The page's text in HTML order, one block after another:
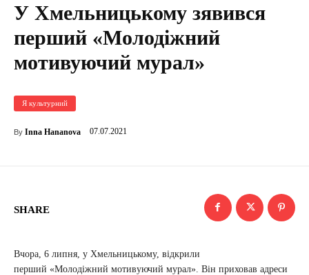
У Хмельницькому зявився
перший «Молодіжний
мотивуючий мурал»
Я культурний
By Inna Hananova 07.07.2021
SHARE
Вчора, 6 липня, у Хмельницькому, відкрили
перший «Молодіжний мотивуючий мурал». Він приховав адреси